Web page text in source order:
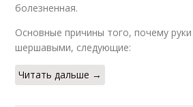
болезненная.
Основные причины того, почему руки
шершавыми, следующие:
Читать дальше →